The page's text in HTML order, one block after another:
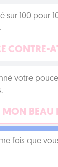
sur 100 pour
CONTRE-
votre
MON BEAU
fois que